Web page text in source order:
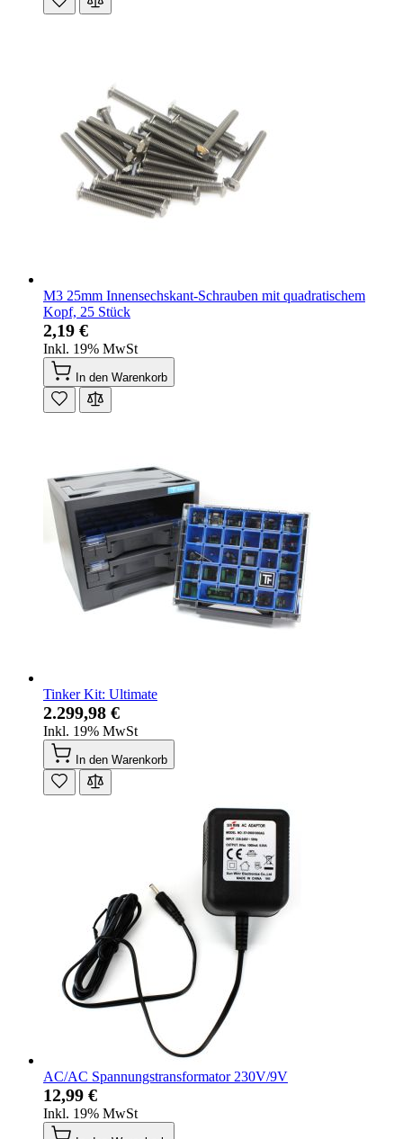
M3 25mm Innensechskant-Schrauben mit quadratischem
Kopf, 25 Stück
2,19 €
Inkl. 19% MwSt
In den Warenkorb
Tinker Kit: Ultimate
2.299,98 €
Inkl. 19% MwSt
In den Warenkorb
AC/AC Spannungstransformator 230V/9V
12,99 €
Inkl. 19% MwSt